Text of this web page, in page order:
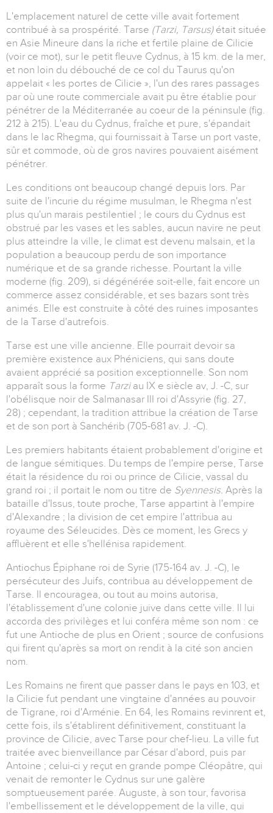
L'emplacement naturel de cette ville avait fortement
contribué à sa prospérité. Tarse (Tarzi, Tarsus) était située
en Asie Mineure dans la riche et fertile plaine de Cilicie
(voir ce mot), sur le petit fleuve Cydnus, à 15 km. de la mer,
et non loin du débouché de ce col du Taurus qu'on
appelait « les portes de Cilicie », l'un des rares passages
par où une route commerciale avait pu être établie pour
pénétrer de la Méditerranée au coeur de la péninsule (fig.
212 à 215). L'eau du Cydnus, fraîche et pure, s'épandait
dans le lac Rhegma, qui fournissait à Tarse un port vaste,
sûr et commode, où de gros navires pouvaient aisément
pénétrer.
Les conditions ont beaucoup changé depuis lors. Par
suite de l'incurie du régime musulman, le Rhegma n'est
plus qu'un marais pestilentiel ; le cours du Cydnus est
obstrué par les vases et les sables, aucun navire ne peut
plus atteindre la ville, le climat est devenu malsain, et la
population a beaucoup perdu de son importance
numérique et de sa grande richesse. Pourtant la ville
moderne (fig. 209), si dégénérée soit-elle, fait encore un
commerce assez considérable, et ses bazars sont très
animés. Elle est construite à côté des ruines imposantes
de la Tarse d'autrefois.
Tarse est une ville ancienne. Elle pourrait devoir sa
première existence aux Phéniciens, qui sans doute
avaient apprécié sa position exceptionnelle. Son nom
apparaît sous la forme Tarzi au IX e siècle av, J. -C, sur
l'obélisque noir de Salmanasar III roi d'Assyrie (fig. 27,
28) ; cependant, la tradition attribue la création de Tarse
et de son port à Sanchérib (705-681 av. J. -C).
Les premiers habitants étaient probablement d'origine et
de langue sémitiques. Du temps de l'empire perse, Tarse
était la résidence du roi ou prince de Cilicie, vassal du
grand roi ; il portait le nom ou titre de Syennesis. Après la
bataille d'Issus, toute proche, Tarse appartint à l'empire
d'Alexandre ; la division de cet empire l'attribua au
royaume des Séleucides. Dès ce moment, les Grecs y
affluèrent et elle s'hellénisa rapidement.
Antiochus Épiphane roi de Syrie (175-164 av. J. -C), le
persécuteur des Juifs, contribua au développement de
Tarse. Il encouragea, ou tout au moins autorisa,
l'établissement d'une colonie juive dans cette ville. Il lui
accorda des privilèges et lui conféra même son nom : ce
fut une Antioche de plus en Orient ; source de confusions
qui firent qu'après sa mort on rendit à la cité son ancien
nom.
Les Romains ne firent que passer dans le pays en 103, et
la Cilicie fut pendant une vingtaine d'années au pouvoir
de Tigrane, roi d'Arménie. En 64, les Romains revinrent et,
cette fois, ils s'établirent définitivement, constituant la
province de Cilicie, avec Tarse pour chef-lieu. La ville fut
traitée avec bienveillance par César d'abord, puis par
Antoine ; celui-ci y reçut en grande pompe Cléopâtre, qui
venait de remonter le Cydnus sur une galère
somptueusement parée. Auguste, à son tour, favorisa
l'embellissement et le développement de la ville, qui